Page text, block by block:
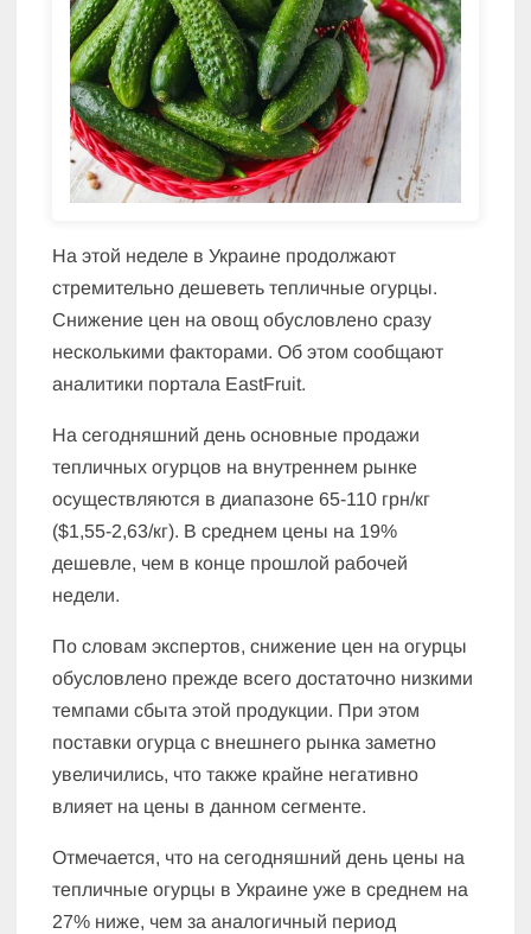
На этой неделе в Украине продолжают
стремительно дешеветь тепличные огурцы.
Снижение цен на овощ обусловлено сразу
несколькими факторами. Об этом сообщают
аналитики портала EastFruit.
На сегодняшний день основные продажи
тепличных огурцов на внутреннем рынке
осуществляются в диапазоне 65-110 грн/кг
($1,55-2,63/кг). В среднем цены на 19%
дешевле, чем в конце прошлой рабочей
недели.
По словам экспертов, снижение цен на огурцы
обусловлено прежде всего достаточно низкими
темпами сбыта этой продукции. При этом
поставки огурца с внешнего рынка заметно
увеличились, что также крайне негативно
влияет на цены в данном сегменте.
Отмечается, что на сегодняшний день цены на
тепличные огурцы в Украине уже в среднем на
27% ниже, чем за аналогичный период